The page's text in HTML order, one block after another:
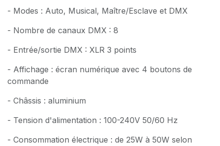
- Modes : Auto, Musical, Maître/Esclave et DMX
- Nombre de canaux DMX : 8
- Entrée/sortie DMX : XLR 3 points
- Affichage : écran numérique avec 4 boutons de
commande
- Châssis : aluminium
- Tension d'alimentation : 100-240V 50/60 Hz
- Consommation électrique : de 25W à 50W selon